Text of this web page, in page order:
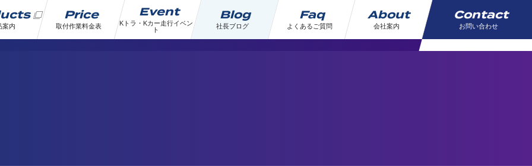
案内
Price
取付作業料金表
Event
Kトラ・Kカー走行イベン
ト
Blog
社長ブログ
Faq
よくあるご質問
About
会社案内
Contact
お問い合わせ